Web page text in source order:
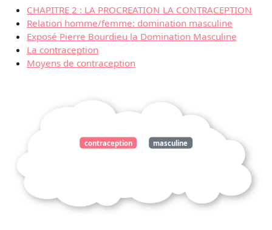
CHAPITRE 2 : LA PROCREATION LA CONTRACEPTION
Relation homme/femme: domination masculine
Exposé Pierre Bourdieu la Domination Masculine
La contraception
Moyens de contraception
contraception masculine